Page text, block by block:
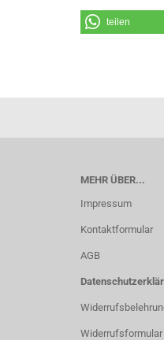
teilen
MEHR ÜBER...
Impressum
Kontaktformular
AGB
Widerrufsformular